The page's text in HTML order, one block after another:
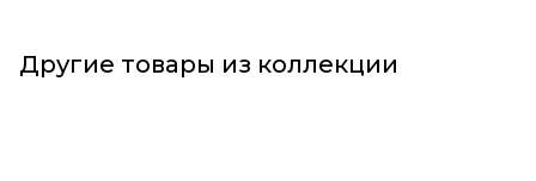
Другие товары из коллекции